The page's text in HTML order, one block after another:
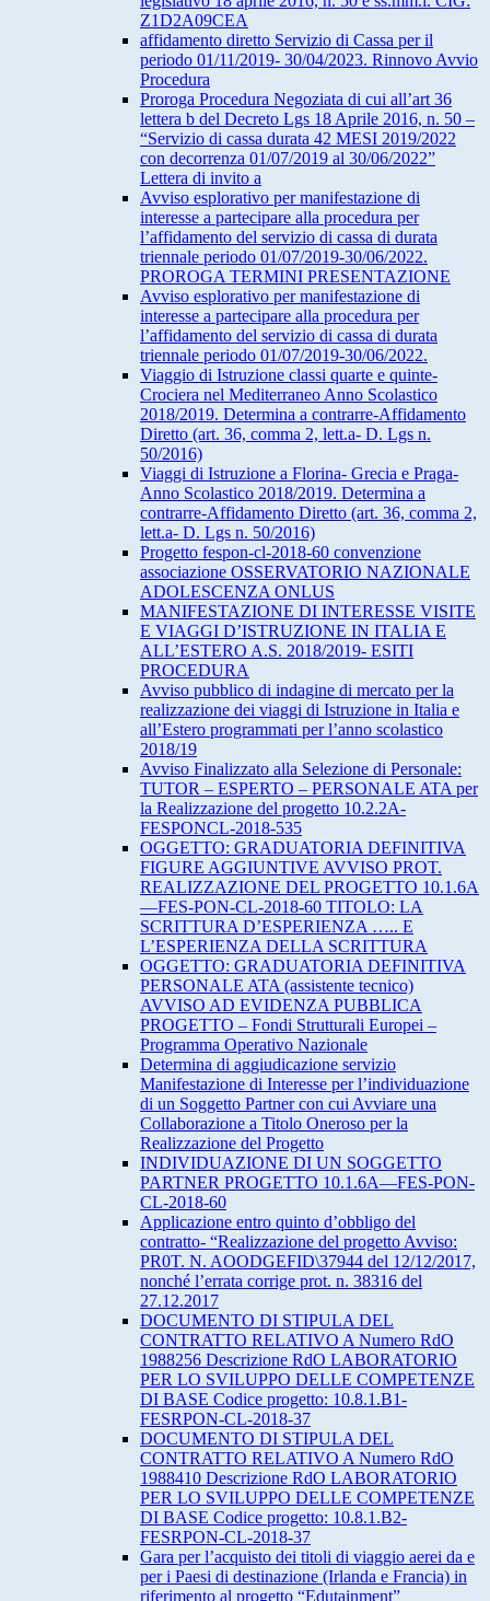
Z1D2A09CEA
affidamento diretto Servizio di Cassa per il
periodo 01/11/2019- 30/04/2023. Rinnovo Avvio
Procedura
Proroga Procedura Negoziata di cui all’art 36
lettera b del Decreto Lgs 18 Aprile 2016, n. 50 –
“Servizio di cassa durata 42 MESI 2019/2022
con decorrenza 01/07/2019 al 30/06/2022”
Lettera di invito a
Avviso esplorativo per manifestazione di
interesse a partecipare alla procedura per
l’affidamento del servizio di cassa di durata
triennale periodo 01/07/2019-30/06/2022.
PROROGA TERMINI PRESENTAZIONE
Avviso esplorativo per manifestazione di
interesse a partecipare alla procedura per
l’affidamento del servizio di cassa di durata
triennale periodo 01/07/2019-30/06/2022.
Viaggio di Istruzione classi quarte e quinte-
Crociera nel Mediterraneo Anno Scolastico
2018/2019. Determina a contrarre-Affidamento
Diretto (art. 36, comma 2, lett.a- D. Lgs n.
50/2016)
Viaggi di Istruzione a Florina- Grecia e Praga-
Anno Scolastico 2018/2019. Determina a
contrarre-Affidamento Diretto (art. 36, comma 2,
lett.a- D. Lgs n. 50/2016)
Progetto fespon-cl-2018-60 convenzione
associazione OSSERVATORIO NAZIONALE
ADOLESCENZA ONLUS
MANIFESTAZIONE DI INTERESSE VISITE
E VIAGGI D’ISTRUZIONE IN ITALIA E
ALL’ESTERO A.S. 2018/2019- ESITI
PROCEDURA
Avviso pubblico di indagine di mercato per la
realizzazione dei viaggi di Istruzione in Italia e
all’Estero programmati per l’anno scolastico
2018/19
Avviso Finalizzato alla Selezione di Personale:
TUTOR – ESPERTO – PERSONALE ATA per
la Realizzazione del progetto 10.2.2A-
FESPONCL-2018-535
OGGETTO: GRADUATORIA DEFINITIVA
FIGURE AGGIUNTIVE AVVISO PROT.
REALIZZAZIONE DEL PROGETTO 10.1.6A
—FES-PON-CL-2018-60 TITOLO: LA
SCRITTURA D’ESPERIENZA ….. E
L’ESPERIENZA DELLA SCRITTURA
OGGETTO: GRADUATORIA DEFINITIVA
PERSONALE ATA (assistente tecnico)
AVVISO AD EVIDENZA PUBBLICA
PROGETTO – Fondi Strutturali Europei –
Programma Operativo Nazionale
Determina di aggiudicazione servizio
Manifestazione di Interesse per l’individuazione
di un Soggetto Partner con cui Avviare una
Collaborazione a Titolo Oneroso per la
Realizzazione del Progetto
INDIVIDUAZIONE DI UN SOGGETTO
PARTNER PROGETTO 10.1.6A—FES-PON-
CL-2018-60
Applicazione entro quinto d’obbligo del
contratto- “Realizzazione del progetto Avviso:
PR0T. N. AOODGEFID\37944 del 12/12/2017,
nonché l’errata corrige prot. n. 38316 del
27.12.2017
DOCUMENTO DI STIPULA DEL
CONTRATTO RELATIVO A Numero RdO
1988256 Descrizione RdO LABORATORIO
PER LO SVILUPPO DELLE COMPETENZE
DI BASE Codice progetto: 10.8.1.B1-
FESRPON-CL-2018-37
DOCUMENTO DI STIPULA DEL
CONTRATTO RELATIVO A Numero RdO
1988410 Descrizione RdO LABORATORIO
PER LO SVILUPPO DELLE COMPETENZE
DI BASE Codice progetto: 10.8.1.B2-
FESRPON-CL-2018-37
Gara per l’acquisto dei titoli di viaggio aerei da e
per i Paesi di destinazione (Irlanda e Francia) in
riferimento al progetto “Edutainment”